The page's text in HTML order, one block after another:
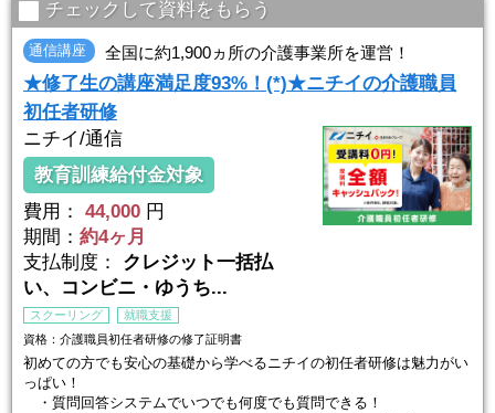
チェックして資料をもらう
通信講座 全国に約1,900ヵ所の介護事業所を運営！
★修了生の講座満足度93%！(*)★ニチイの介護職員
初任者研修
ニチイ/通信
教育訓練給付金対象
費用：
44,000 円
期間： 約4ヶ月
支払制度： クレジット一括払
い、コンビニ・ゆうち...
スクーリング
就職支援
資格：介護職員初任者研修の修了証明書
初めての方でも安心の基礎から学べるニチイの初任者研修は魅力がい
っぱい！
・質問回答システムでいつでも何度でも質問できる！